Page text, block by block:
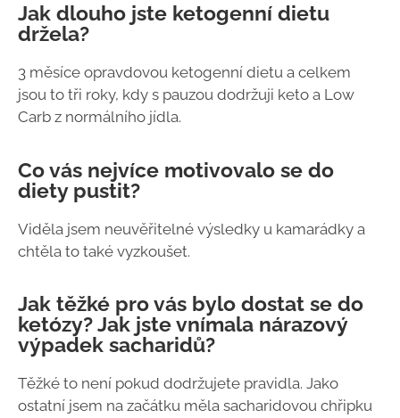
Jak dlouho jste ketogenní dietu
držela?
3 měsíce opravdovou ketogenní dietu a celkem
jsou to tři roky, kdy s pauzou dodržuji keto a Low
Carb z normálního jídla.
Co vás nejvíce motivovalo se do
diety pustit?
Viděla jsem neuvěřitelné výsledky u kamarádky a
chtěla to také vyzkoušet.
Jak těžké pro vás bylo dostat se do
ketózy? Jak jste vnímala nárazový
výpadek sacharidů?
Těžké to není pokud dodržujete pravidla. Jako
ostatní jsem na začátku měla sacharidovou chřipku